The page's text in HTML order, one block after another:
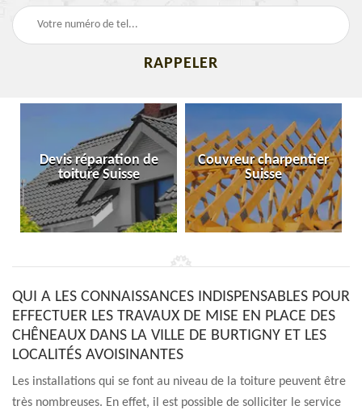
Devis réparation de
toiture Suisse
Couvreur charpentier
Suisse
QUI A LES CONNAISSANCES INDISPENSABLES POUR
EFFECTUER LES TRAVAUX DE MISE EN PLACE DES
CHÊNEAUX DANS LA VILLE DE BURTIGNY ET LES
LOCALITÉS AVOISINANTES
Les installations qui se font au niveau de la toiture peuvent être
très nombreuses. En effet, il est possible de solliciter le service